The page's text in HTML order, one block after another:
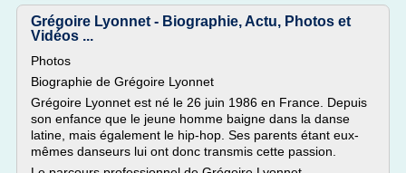
Grégoire Lyonnet - Biographie, Actu, Photos et
Vidéos ...
Photos
Biographie de Grégoire Lyonnet
Grégoire Lyonnet est né le 26 juin 1986 en France. Depuis
son enfance que le jeune homme baigne dans la danse
latine, mais également le hip-hop. Ses parents étant eux-
mêmes danseurs lui ont donc transmis cette passion.